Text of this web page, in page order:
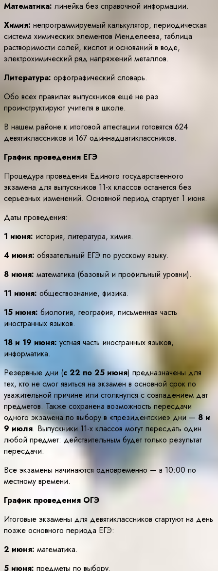
Математика: линейка без справочной информации.
Химия: непрограммируемый калькулятор, периодическая
система химических элементов Менделеева, таблица
растворимости солей, кислот и оснований в воде,
электрохимический ряд напряжений металлов.
Литература: орфографический словарь.
Обо всех правилах выпускников ещё не раз
проинструктируют учителя в школе.
В нашем районе к итоговой аттестации готовятся 624
девятиклассников и 167 одиннадцатиклассников.
График проведения ЕГЭ
Процедура проведения Единого государственного
экзамена для выпускников 11-х классов останется без
серьёзных изменений. Основной период стартует 1 июня.
Даты проведения:
1 июня: история, литература, химия.
4 июня: обязательный ЕГЭ по русскому языку.
8 июня: математика (базовый и профильный уровни).
11 июня: обществознание, физика.
15 июня: биология, география, письменная часть
иностранных языков.
18 и 19 июня: устная часть иностранных языков,
информатика.
Резервные дни (с 22 по 25 июня) предназначены для
тех, кто не смог явиться на экзамен в основной срок по
уважительной причине или столкнулся с совпадением дат
предметов. Также сохранена возможность пересдачи
одного экзамена по выбору в «президентские» дни — 8 и
9 июля. Выпускники 11-х классов могут пересдать один
любой предмет: действительным будет только результат
пересдачи.
Все экзамены начинаются одновременно — в 10:00 по
местному времени.
График проведения ОГЭ
Итоговые экзамены для девятиклассников стартуют на день
позже основного периода ЕГЭ:
2 июня: математика.
5 июня: предметы по выбору.